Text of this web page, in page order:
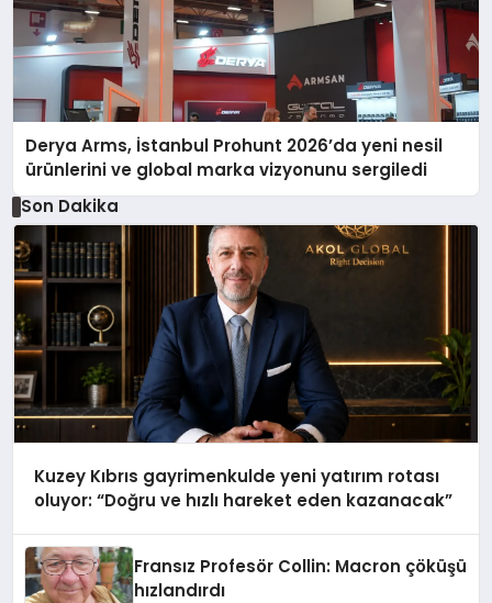
Derya Arms, İstanbul Prohunt 2026’da yeni nesil
ürünlerini ve global marka vizyonunu sergiledi
Son Dakika
Kuzey Kıbrıs gayrimenkulde yeni yatırım rotası
oluyor: “Doğru ve hızlı hareket eden kazanacak”
Fransız Profesör Collin: Macron çöküşü
hızlandırdı